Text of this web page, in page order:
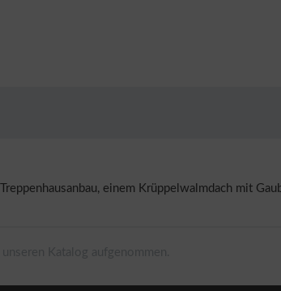
einem Krüppelwalmdach mit